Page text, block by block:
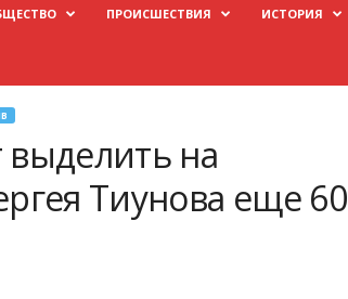
ПРОИСШЕСТВИЯ ИСТОРИЯ
на
Тиунова еще 60